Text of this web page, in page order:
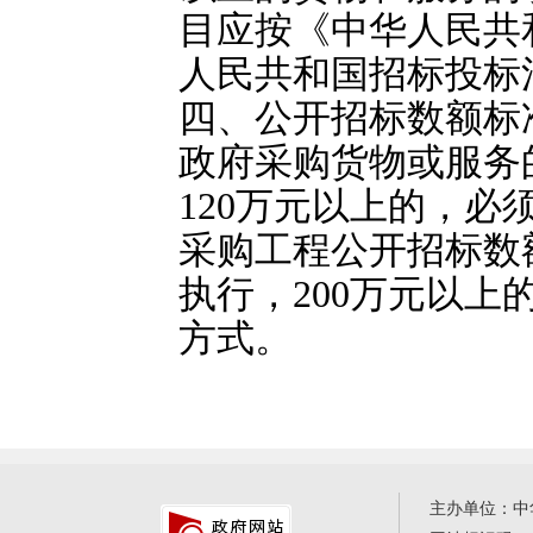
目应按《中华人民
人民共和国招标投
四、公开招标数额标
政府采购货物或服
120万元以上的，必
采购工程公开招标
执行，200万元以上
方式。
主办单位：